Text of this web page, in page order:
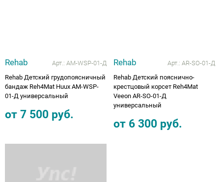
Rehab Арт.: AM-WSP-01-Д
Rehab Детский грудопоясничный
бандаж Reh4Mat Huux AM-WSP-
01-Д универсальный
от 7 500 руб.
Rehab Арт.: AR-SO-01-Д
Rehab Детский пояснично-
крестцовый корсет Reh4Mat
Veeon AR-SO-01-Д
универсальный
от 6 300 руб.